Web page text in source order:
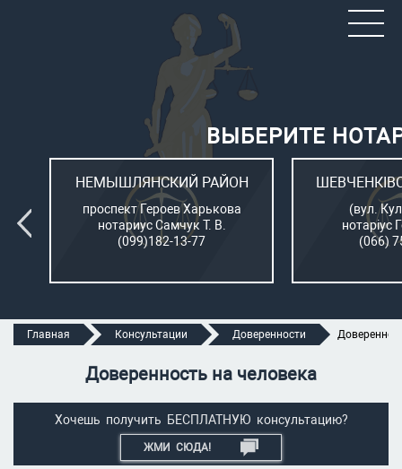
ВЫБЕРИТЕ
НЕМЫШЛЯНСКИЙ РАЙОН
проспект Героев Харькова
нотариус Самчук Т. В.
(099)182-13-77
(вул.
нотаріус
(066)
Главная Консультации Доверенности
Доверенность на человека
Хочешь получить БЕСПЛАТНУЮ консультацию?
ЖМИ СЮДА!